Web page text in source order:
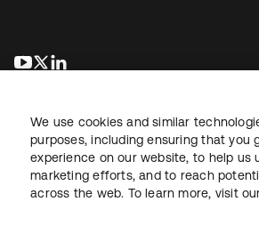
wird in einer neuen Registerkarte
wird in einer neuen
RechtDatenschutzrichtlinie
We use cookies and similar
purposes, including ensuring that you
experience on our website, to help us
marketing efforts, and to reach
across the web. To learn more, visit